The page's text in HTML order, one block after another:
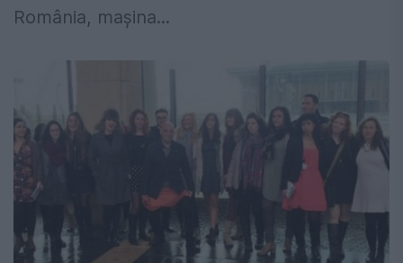
România, mașina...